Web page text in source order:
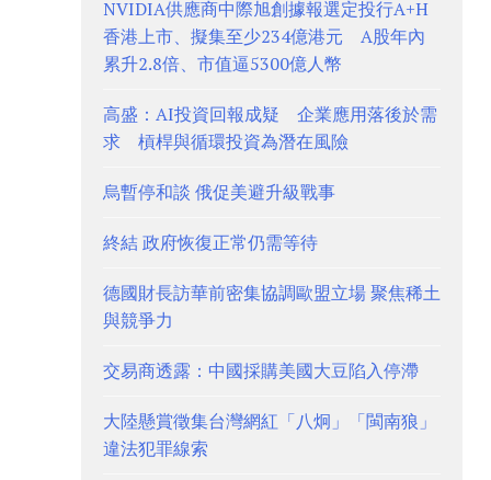
NVIDIA供應商中際旭創據報選定投行A+H
香港上市、擬集至少234億港元 A股年內
累升2.8倍、市值逼5300億人幣
高盛：AI投資回報成疑 企業應用落後於需
求 槓桿與循環投資為潛在風險
烏暫停和談 俄促美避升級戰事
終結 政府恢復正常仍需等待
德國財長訪華前密集協調歐盟立場 聚焦稀土
與競爭力
交易商透露：中國採購美國大豆陷入停滯
大陸懸賞徵集台灣網紅「八炯」「閩南狼」
違法犯罪線索